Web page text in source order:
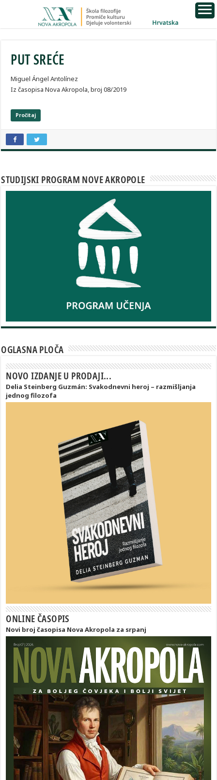
PUT SREĆE
Miguel Ángel Antolínez
Iz časopisa Nova Akropola, broj 08/2019
Pročitaj
STUDIJSKI PROGRAM NOVE AKROPOLE
OGLASNA PLOČA
NOVO IZDANJE U PRODAJI...
Delia Steinberg Guzmán: Svakodnevni heroj – razmišljanja
jednog filozofa
ONLINE ČASOPIS
Novi broj časopisa Nova Akropola za srpanj